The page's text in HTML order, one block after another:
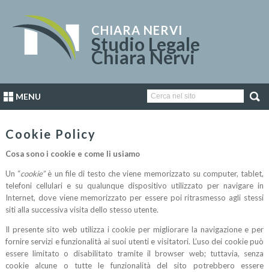
CHIARA NERVI
Studio Legale
Chiara Nervi
MENU
Cookie Policy
Cosa sono i cookie e come li usiamo
Un “cookie”è un file di testo che viene memorizzato su computer, tablet,
telefoni cellulari e su qualunque dispositivo utilizzato per navigare in
Internet, dove viene memorizzato per essere poi ritrasmesso agli stessi
siti alla successiva visita dello stesso utente.
Il presente sito web utilizza i cookie per migliorare la navigazione e per
fornire servizi e funzionalità ai suoi utenti e visitatori. L’uso dei cookie può
essere limitato o disabilitato tramite il browser web; tuttavia, senza
cookie alcune o tutte le funzionalità del sito potrebbero essere